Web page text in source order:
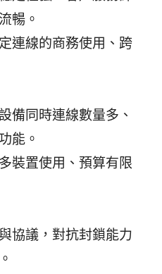
暢。
連線的商務使用、跨
備同時連線數量多、
能。
裝置使用、預算有限
協議，對抗封鎖能力